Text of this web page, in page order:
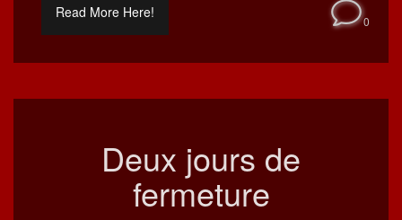
Read More Here!
0
Deux jours de
fermeture